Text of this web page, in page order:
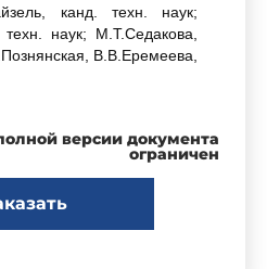
канд. техн. наук;
наук; М.Т.Седакова,
В.В.Еремеева,
И ВВЕДЕН В ДЕЙСТВИЕ
Государственного
версии документа
ограничен